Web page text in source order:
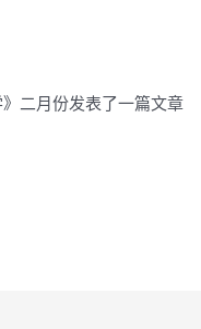
二月份发表了一篇文章